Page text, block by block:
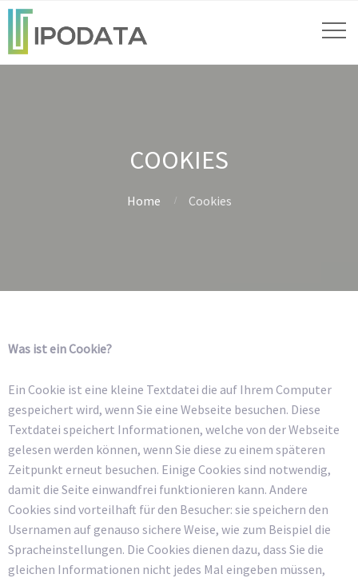
COOKIES
Home Cookies
Was ist ein Cookie?
Ein Cookie ist eine kleine Textdatei die auf Ihrem Computer
gespeichert wird, wenn Sie eine Webseite besuchen. Diese
Textdatei speichert Informationen, welche von der Webseite
gelesen werden können, wenn Sie diese zu einem späteren
Zeitpunkt erneut besuchen. Einige Cookies sind notwendig,
damit die Seite einwandfrei funktionieren kann. Andere
Cookies sind vorteilhaft für den Besucher: sie speichern den
Usernamen auf genauso sichere Weise, wie zum Beispiel die
Spracheinstellungen. Die Cookies dienen dazu, dass Sie die
gleichen Informationen nicht jedes Mal eingeben müssen,